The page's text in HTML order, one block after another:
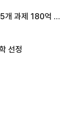
개 과제 180억 지
선정